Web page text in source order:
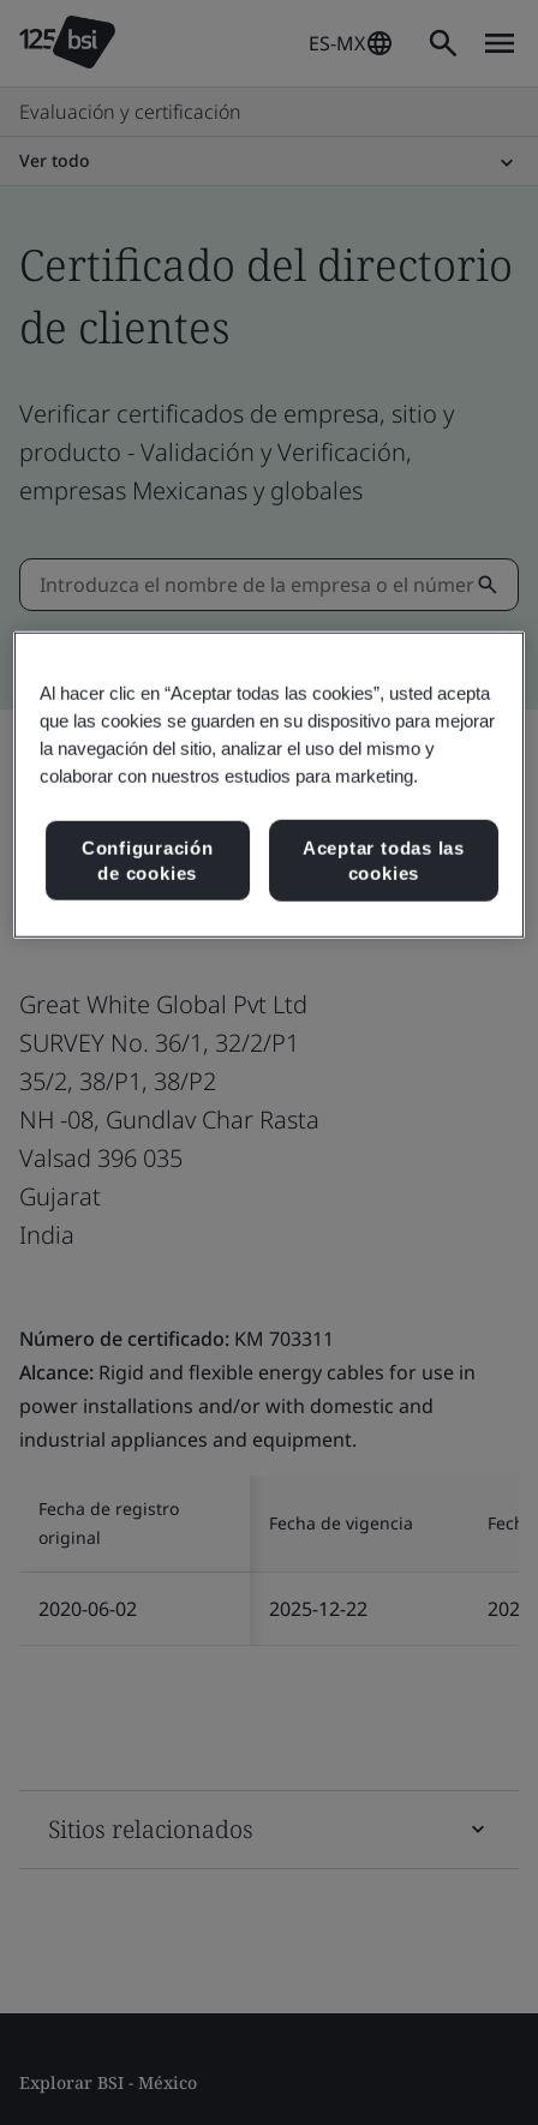
ES-MX
Evaluación y certificación
Ver todo
Certificado del directorio
de clientes
Verificar certificados de empresa, sitio y
producto - Validación y Verificación,
empresas Mexicanas y globales
Electric Cables
Great White Global Pvt Ltd
SURVEY No. 36/1, 32/2/P1
35/2, 38/P1, 38/P2
NH -08, Gundlav Char Rasta
Valsad 396 035
Gujarat
India
Número de certificado: KM 703311
Alcance: Rigid and flexible energy cables for use in
power installations and/or with domestic and
industrial appliances and equipment.
Fecha de registro
original
Fecha de vigencia
2020-06-02 2025-12-22
Sitios relacionados
Explorar BSI - México
Al hacer clic en “Aceptar todas las cookies”, usted acepta
que las cookies se guarden en su dispositivo para mejorar
la navegación del sitio, analizar el uso del mismo y
colaborar con nuestros estudios para marketing.
Configuración
de cookies
Aceptar todas las
cookies